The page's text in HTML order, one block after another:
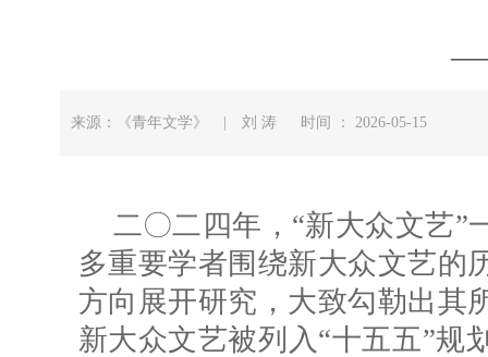
——
来源：《青年文学》 | 刘 涛 时间 ： 2026-05-15
二〇二四年，“新大众文艺”
多重要学者围绕新大众文艺的
方向展开研究，大致勾勒出其
新大众文艺被列入“十五五”规